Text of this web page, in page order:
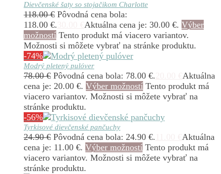
Dievčenské šaty so stojačikom Charlotte
118.00€ Pôvodná cena bola:
118.00 €.
Aktuálna cena je: 30.00 €. Výber
možností Tento produkt má viacero variantov.
Možnosti si môžete vybrať na stránke produktu.
-74%
Modrý pletený pulóver
78.00€ Pôvodná cena bola: 78.00 €.
Aktuálna
cena je: 20.00 €. Výber možností Tento produkt má
viacero variantov. Možnosti si môžete vybrať na
stránke produktu.
-56%
Tyrkisové dievčenské pančuchy
24.90€ Pôvodná cena bola: 24.90 €.
Aktuálna
cena je: 11.00 €. Výber možností Tento produkt má
viacero variantov. Možnosti si môžete vybrať na
stránke produktu.